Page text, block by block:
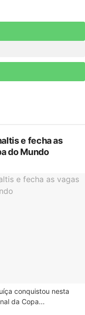
e fecha as
do Mundo
conquistou nesta
da Copa...